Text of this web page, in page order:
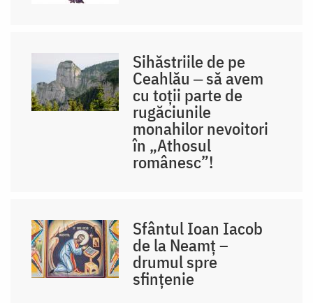
Sihăstriile de pe
Ceahlău ‒ să avem
cu toții parte de
rugăciunile
monahilor nevoitori
în „Athosul
românesc”!
Sfântul Ioan Iacob
de la Neamț –
drumul spre
sfințenie